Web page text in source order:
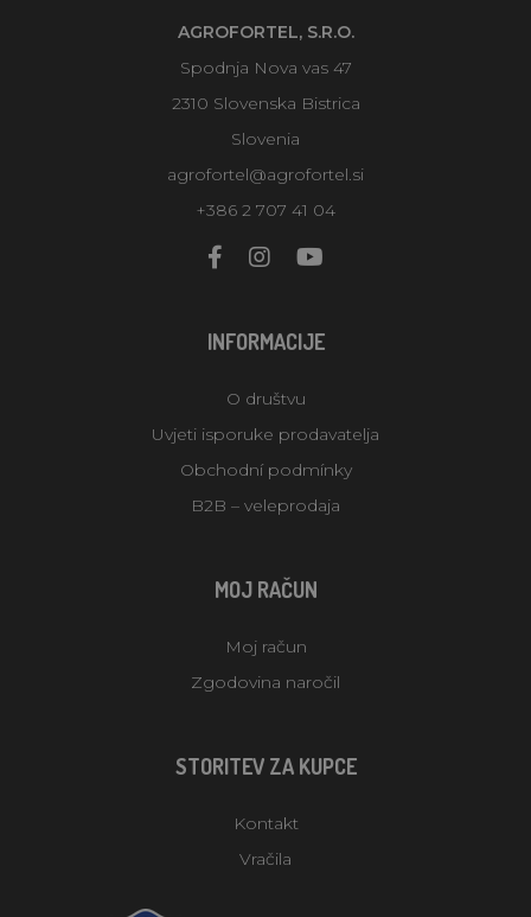
AGROFORTEL, S.R.O.
Spodnja Nova vas 47
2310 Slovenska Bistrica
Slovenia
agrofortel@agrofortel.si
+386 2 707 41 04
INFORMACIJE
O društvu
Uvjeti isporuke prodavatelja
Obchodní podmínky
B2B – veleprodaja
MOJ RAČUN
Moj račun
Zgodovina naročil
STORITEV ZA KUPCE
Kontakt
Vračila